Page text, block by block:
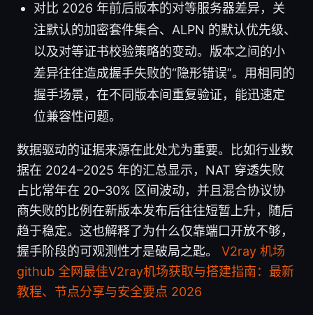
对比 2026 年前后版本的对等服务器差异，关
注默认的加密套件集合、ALPN 的默认优先级、
以及对等证书校验策略的变动。版本之间的小
差异往往造成握手失败的“隐形错误”。用相同的
握手场景，在不同版本间重复验证，能迅速定
位兼容性问题。
数据驱动的证据来源在此处尤为重要。比如行业数
据在 2024–2025 年的汇总显示，NAT 穿透失败
占比常年在 20–30% 区间波动，并且混合协议协
商失败的比例在新版本发布后往往短暂上升，随后
趋于稳定。这也解释了为什么仅靠端口开放不够，
握手阶段的可观测性才是破局之匙。 V2ray 机场
github 全网最佳V2ray机场获取与搭建指南：最新
教程、节点分享与安全要点 2026